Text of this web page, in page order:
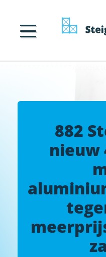
882
nieuw